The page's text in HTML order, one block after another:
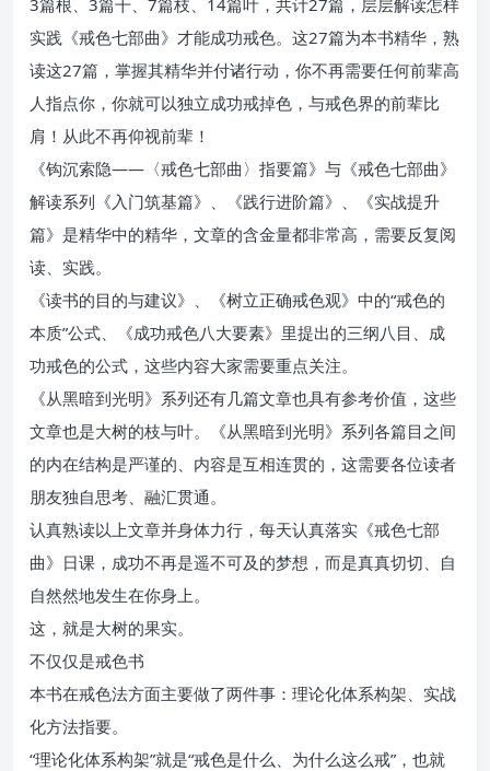
3篇根、3篇干、7篇枝、14篇叶，共计27篇，层层解读怎样
实践《戒色七部曲》才能成功戒色。这27篇为本书精华，熟
读这27篇，掌握其精华并付诸行动，你不再需要任何前辈高
人指点你，你就可以独立成功戒掉色，与戒色界的前辈比
肩！从此不再仰视前辈！
《钩沉索隐——〈戒色七部曲〉指要篇》与《戒色七部曲》
解读系列《入门筑基篇》、《践行进阶篇》、《实战提升
篇》是精华中的精华，文章的含金量都非常高，需要反复阅
读、实践。
《读书的目的与建议》、《树立正确戒色观》中的“戒色的
本质”公式、《成功戒色八大要素》里提出的三纲八目、成
功戒色的公式，这些内容大家需要重点关注。
《从黑暗到光明》系列还有几篇文章也具有参考价值，这些
文章也是大树的枝与叶。《从黑暗到光明》系列各篇目之间
的内在结构是严谨的、内容是互相连贯的，这需要各位读者
朋友独自思考、融汇贯通。
认真熟读以上文章并身体力行，每天认真落实《戒色七部
曲》日课，成功不再是遥不可及的梦想，而是真真切切、自
自然然地发生在你身上。
这，就是大树的果实。
不仅仅是戒色书
本书在戒色法方面主要做了两件事：理论化体系构架、实战
化方法指要。
“理论化体系构架”就是“戒色是什么、为什么这么戒”，也就